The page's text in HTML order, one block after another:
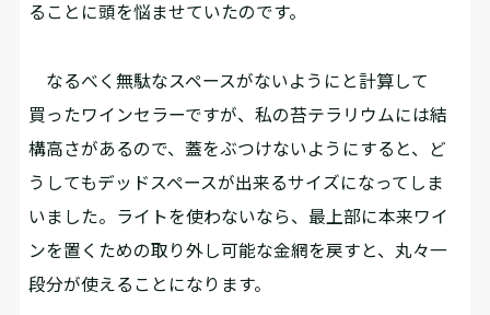
ることに頭を悩ませていたのです。
なるべく無駄なスペースがないようにと計算して
買ったワインセラーですが、私の苔テラリウムには結
構高さがあるので、蓋をぶつけないようにすると、ど
うしてもデッドスペースが出来るサイズになってしま
いました。ライトを使わないなら、最上部に本来ワイ
ンを置くための取り外し可能な金網を戻すと、丸々一
段分が使えることになります。